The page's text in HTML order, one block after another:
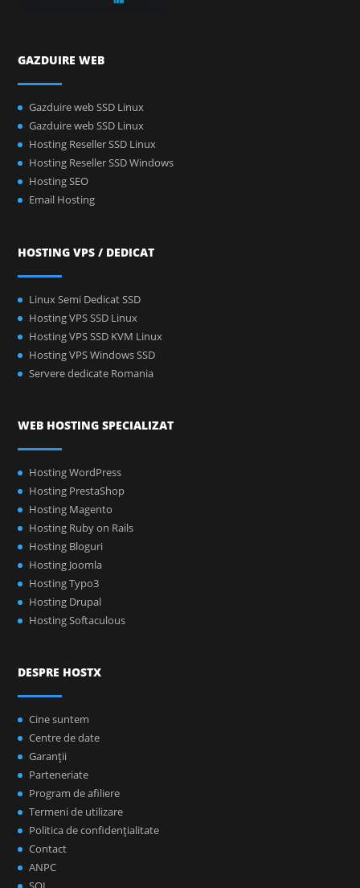
GAZDUIRE WEB
Gazduire web SSD Linux
Gazduire web SSD Linux
Hosting Reseller SSD Linux
Hosting Reseller SSD Windows
Hosting SEO
Email Hosting
HOSTING VPS / DEDICAT
Linux Semi Dedicat SSD
Hosting VPS SSD Linux
Hosting VPS SSD KVM Linux
Hosting VPS Windows SSD
Servere dedicate Romania
WEB HOSTING SPECIALIZAT
Hosting WordPress
Hosting PrestaShop
Hosting Magento
Hosting Ruby on Rails
Hosting Bloguri
Hosting Joomla
Hosting Typo3
Hosting Drupal
Hosting Softaculous
DESPRE HOSTX
Cine suntem
Centre de date
Garanţii
Parteneriate
Program de afiliere
Termeni de utilizare
Politica de confidenţialitate
Contact
ANPC